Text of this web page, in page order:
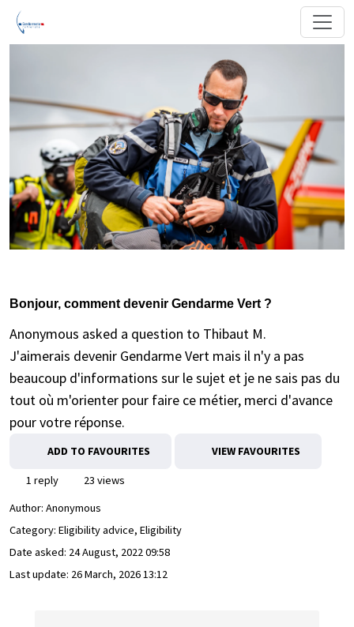
Bonjour, comment devenir Gendarme Vert ?
Anonymous asked a question to Thibaut M.
J'aimerais devenir Gendarme Vert mais il n'y a pas
beaucoup d'informations sur le sujet et je ne sais pas du
tout où m'orienter pour faire ce métier, merci d'avance
pour votre réponse.
ADD TO FAVOURITES VIEW FAVOURITES
1 reply
23 views
Author: Anonymous
Category: Eligibility advice, Eligibility
Date asked: 24 August, 2022 09:58
Last update: 26 March, 2026 13:12